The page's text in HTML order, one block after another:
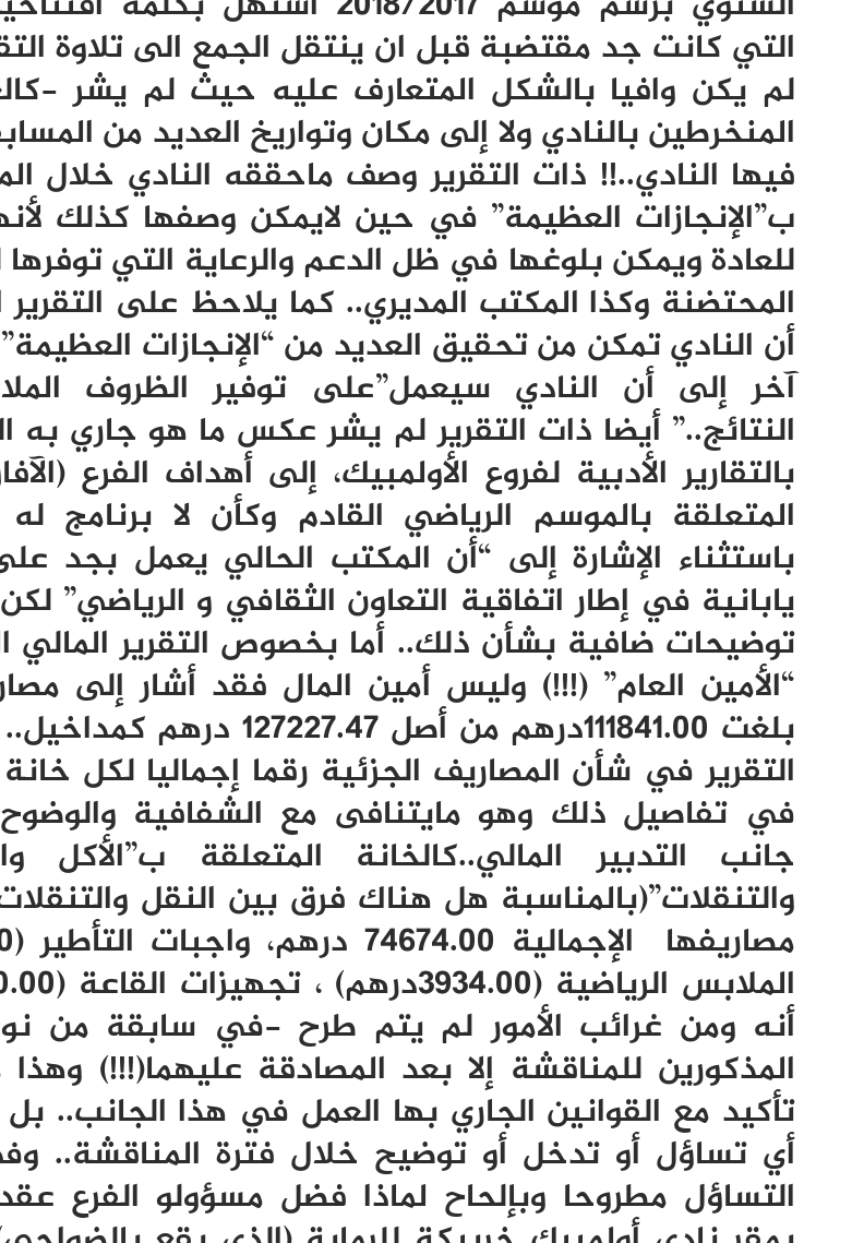
التي كانت جد مقتضبة قبل ان ينتقل الجمع الى تلاوة
لم يكن وافيا بالشكل المتعارف عليه حيث لم يشر -
المنخرطين بالنادي ولا إلى مكان وتواريخ العديد من
فيها النادي..!! ذات التقرير وصف ماحققه النادي خلال
ب”الإنجازات العظيمة” في حين لايمكن وصفها كذلك
للعادة ويمكن بلوغها في ظل الدعم والرعاية التي
المحتضنة وكذا المكتب المديري.. كما يلاحظ على التقرير
أن النادي تمكن من تحقيق العديد من “الإنجازات
آخر إلى أن النادي سيعمل”على توفير الظروف
النتائج..” أيضا ذات التقرير لم يشر عكس ما هو جاري به
بالتقارير الأدبية لفروع الأولمبيك، إلى أهداف الفرع
المتعلقة بالموسم الرياضي القادم وكأن لا برنامج
باستثناء الإشارة إلى “أن المكتب الحالي يعمل بجد
يابانية في إطار اتفاقية التعاون الثقافي و الرياضي”
توضيحات ضافية بشأن ذلك.. أما بخصوص التقرير
“الأمين العام” (!!!) وليس أمين المال فقد أشار إلى
بلغت 111841.00درهم من أصل
التقرير في شأن المصاريف الجزئية رقما إجماليا لكل
في تفاصيل ذلك وهو مايتنافى مع الشفافية
جانب التدبير المالي..كالخانة المتعلقة ب”الأكل
والتنقلات”(بالمناسبة هل هناك فرق بين النقل
أنه ومن غرائب الأمور لم يتم طرح -في سابقة من
المذكورين للمناقشة إلا بعد المصادقة عليهما(!!!)
تأكيد مع القوانين الجاري بها العمل في هذا الجانب..
أي تساؤل أو تدخل أو توضيح خلال فترة المناقشة..
التساؤل مطروحا وبإلحاح لماذا فضل مسؤولو الفرع